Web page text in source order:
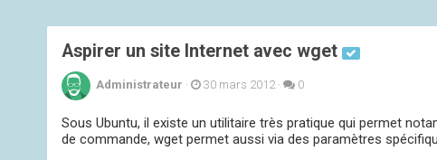
Aspirer un site Internet avec wget
Administrateur · 30 mars 2012· 0
Sous Ubuntu, il existe un utilitaire très pratique qui permet
de commande, wget permet aussi via des paramètres